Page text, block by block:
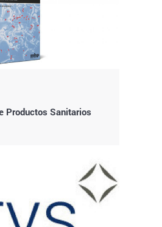
Productos Sanitarios